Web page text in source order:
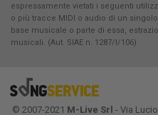
espressamente vietati i seguenti
o più tracce MIDI o audio di un
base musicale o parte di essa,
musicali. (Aut. SIAE n. 1287/I/106)
© 2007-2021 M-Live Srl - Via